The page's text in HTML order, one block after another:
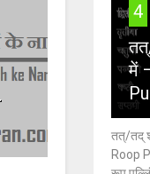
4
में
तत्/तद्
Roop